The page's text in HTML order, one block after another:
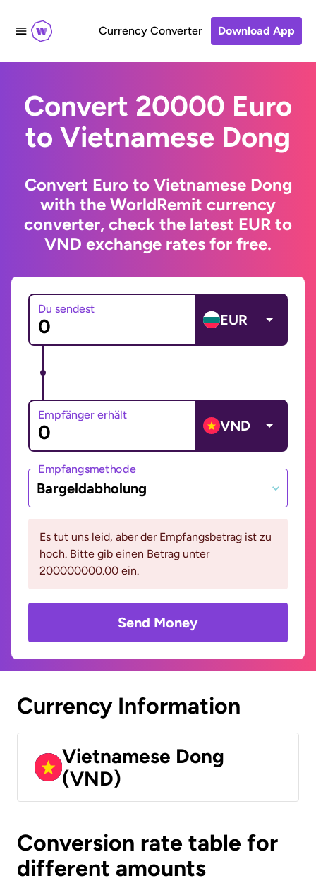
Currency Converter Download App
Convert 20000 Euro
to Vietnamese Dong
Convert Euro to Vietnamese Dong
with the WorldRemit currency
converter, check the latest EUR to
VND exchange rates for free.
Du sendest
EUR
Empfänger erhält
VND
Empfangsmethode
Bargeldabholung
Es tut uns leid, aber der Empfangsbetrag ist zu
hoch. Bitte gib einen Betrag unter
200000000.00 ein.
Send Money
Currency Information
Vietnamese Dong
(VND)
Conversion rate table for
different amounts